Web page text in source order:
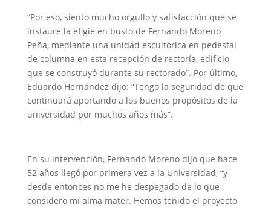
“Por eso, siento mucho orgullo y satisfacción que se
instaure la efigie en busto de Fernando Moreno
Peña, mediante una unidad escultórica en pedestal
de columna en esta recepción de rectoría, edificio
que se construyó durante su rectorado”. Por último,
Eduardo Hernández dijo: “Tengo la seguridad de que
continuará aportando a los buenos propósitos de la
universidad por muchos años más”.
En su intervención, Fernando Moreno dijo que hace
52 años llegó por primera vez a la Universidad, “y
desde entonces no me he despegado de lo que
considero mi alma mater. Hemos tenido el proyecto